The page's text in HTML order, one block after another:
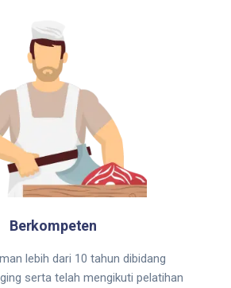
Berkompeten
lebih dari 10 tahun dibidang
serta telah mengikuti pelatihan